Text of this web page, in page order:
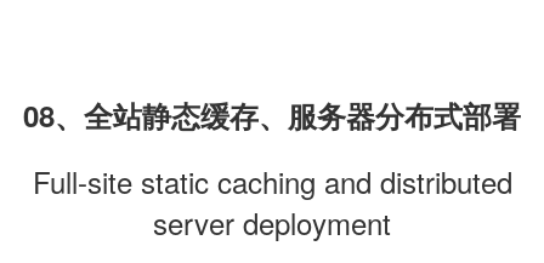
08、全站静态缓存、服务器分布式部署
Full-site static caching and distributed
server deployment